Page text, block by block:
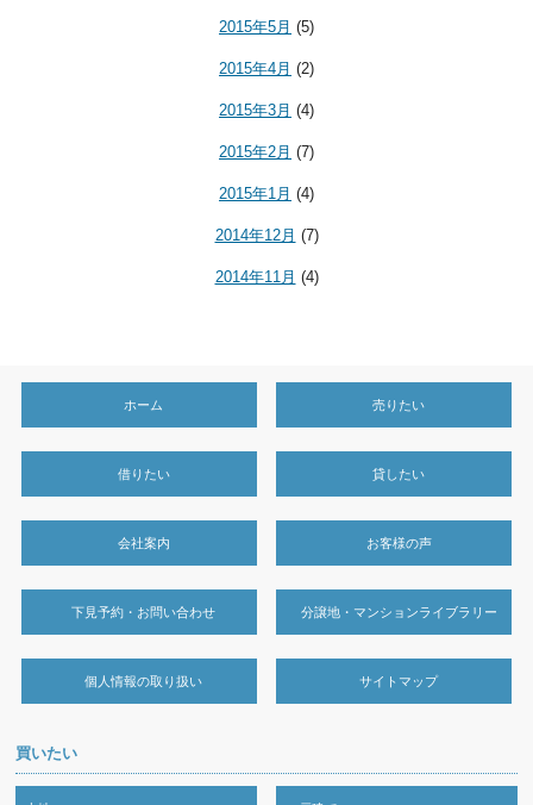
2015年5月 (5)
2015年4月 (2)
2015年3月 (4)
2015年2月 (7)
2015年1月 (4)
2014年12月 (7)
2014年11月 (4)
ホーム 売りたい
借りたい 貸したい
会社案内 お客様の声
下見予約・お問い合わせ 分譲地・マンションライブラリー
個人情報の取り扱い サイトマップ
買いたい